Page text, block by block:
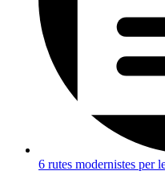
6 rutes modernistes per